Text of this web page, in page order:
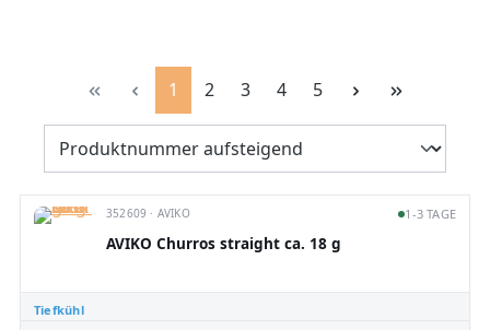
Seite
1 Seite
2 Seite
3 Seite
4 Seite
5
Tiefkühl
352609 · AVIKO 1-3 TAGE
AVIKO Churros straight ca. 18 g